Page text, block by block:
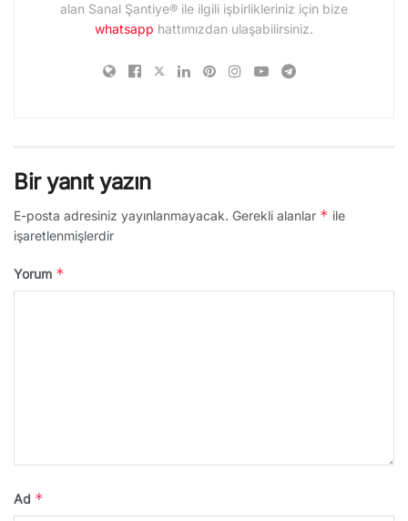
alan Sanal Şantiye® ile ilgili işbirlikleriniz için bize
whatsapp hattımızdan ulaşabilirsiniz.
Bir yanıt yazın
E-posta adresiniz yayınlanmayacak. Gerekli alanlar * ile
işaretlenmişlerdir
Yorum *
Ad *